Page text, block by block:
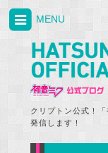
クリプトン公式！
発信します！
MENU